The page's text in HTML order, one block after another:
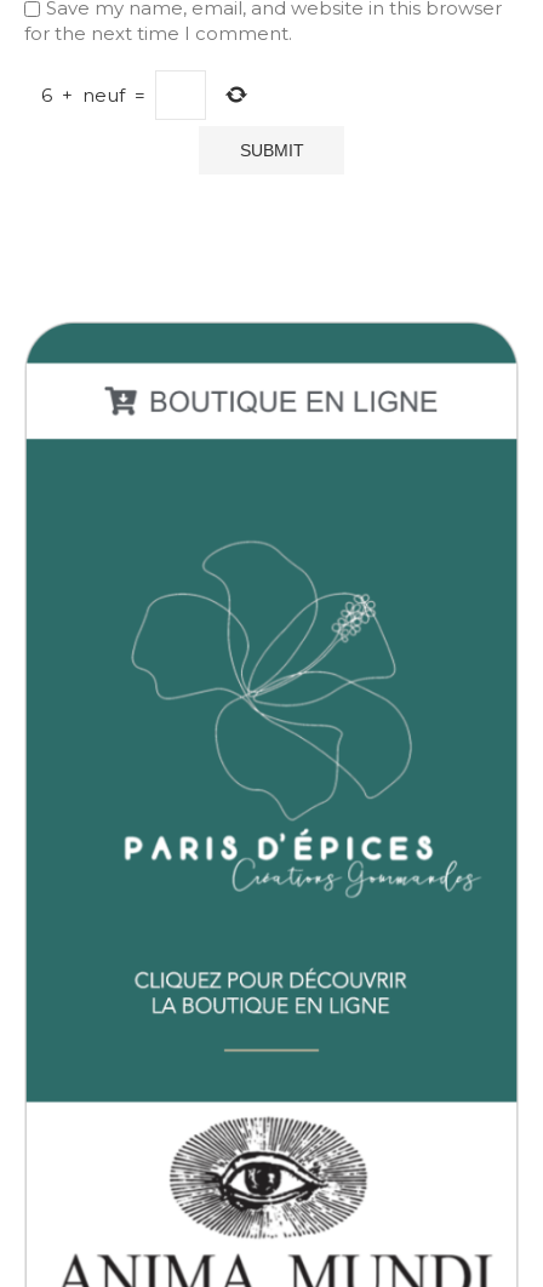
Save my name, email, and website in this browser
for the next time I comment.
6 + neuf =